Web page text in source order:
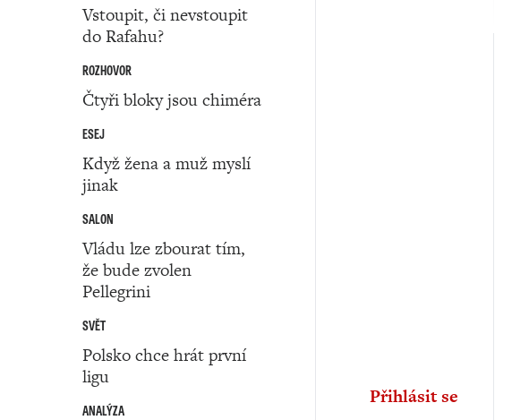
Vstoupit, či nevstoupit
do Rafahu?
ROZHOVOR
Čtyři bloky jsou chiméra
ESEJ
Když žena a muž myslí
jinak
SALON
Vládu lze zbourat tím,
že bude zvolen
Pellegrini
SVĚT
Polsko chce hrát první
ligu
ANALÝZA
Přihlásit se